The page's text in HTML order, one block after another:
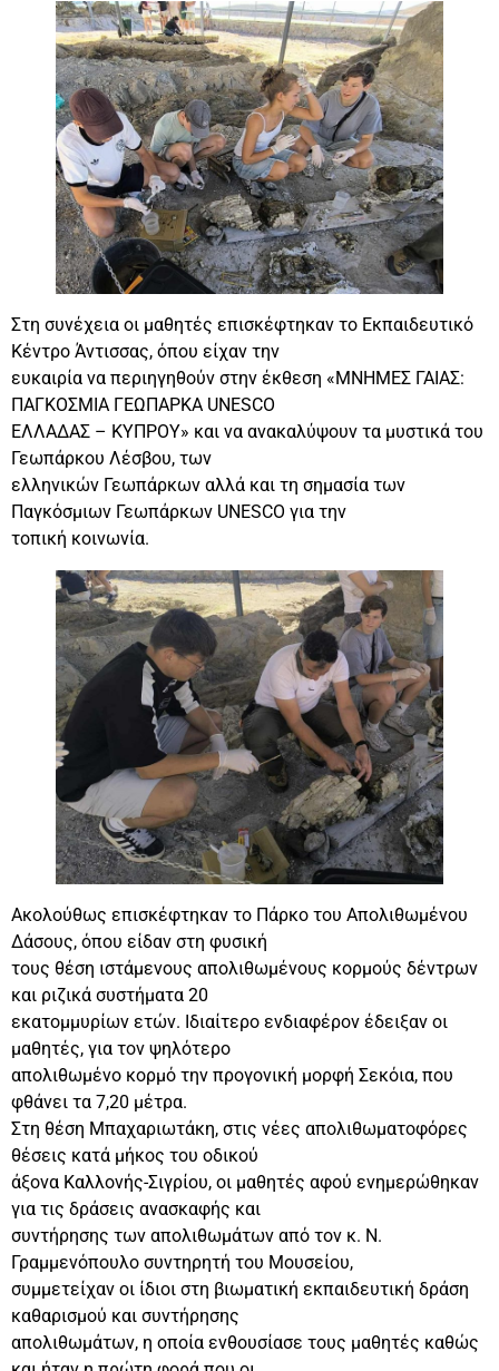
Στη συνέχεια οι μαθητές επισκέφτηκαν το Εκπαιδευτικό
Κέντρο Άντισσας, όπου είχαν την
ευκαιρία να περιηγηθούν στην έκθεση «ΜΝΗΜΕΣ ΓΑΙΑΣ:
ΠΑΓΚΟΣΜΙΑ ΓΕΩΠΑΡΚΑ UNESCO
ΕΛΛΑΔΑΣ – ΚΥΠΡΟΥ» και να ανακαλύψουν τα μυστικά του
Γεωπάρκου Λέσβου, των
ελληνικών Γεωπάρκων αλλά και τη σημασία των
Παγκόσμιων Γεωπάρκων UNESCO για την
τοπική κοινωνία.
Ακολούθως επισκέφτηκαν το Πάρκο του Απολιθωμένου
Δάσους, όπου είδαν στη φυσική
τους θέση ιστάμενους απολιθωμένους κορμούς δέντρων
και ριζικά συστήματα 20
εκατομμυρίων ετών. Ιδιαίτερο ενδιαφέρον έδειξαν οι
μαθητές, για τον ψηλότερο
απολιθωμένο κορμό την προγονική μορφή Σεκόια, που
φθάνει τα 7,20 μέτρα.
Στη θέση Μπαχαριωτάκη, στις νέες απολιθωματοφόρες
θέσεις κατά μήκος του οδικού
άξονα Καλλονής-Σιγρίου, οι μαθητές αφού ενημερώθηκαν
για τις δράσεις ανασκαφής και
συντήρησης των απολιθωμάτων από τον κ. Ν.
Γραμμενόπουλο συντηρητή του Μουσείου,
συμμετείχαν οι ίδιοι στη βιωματική εκπαιδευτική δράση
καθαρισμού και συντήρησης
απολιθωμάτων, η οποία ενθουσίασε τους μαθητές καθώς